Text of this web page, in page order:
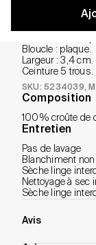
Bloucle : plaque.
Largeur : 3,4 cm.
Ceinture 5 trous.
SKU: 5234039,
Composition
100% croûte de
Entretien
Pas de lavage
Blanchiment
Sèche linge
Nettoyage à sec
Sèche linge
Avis